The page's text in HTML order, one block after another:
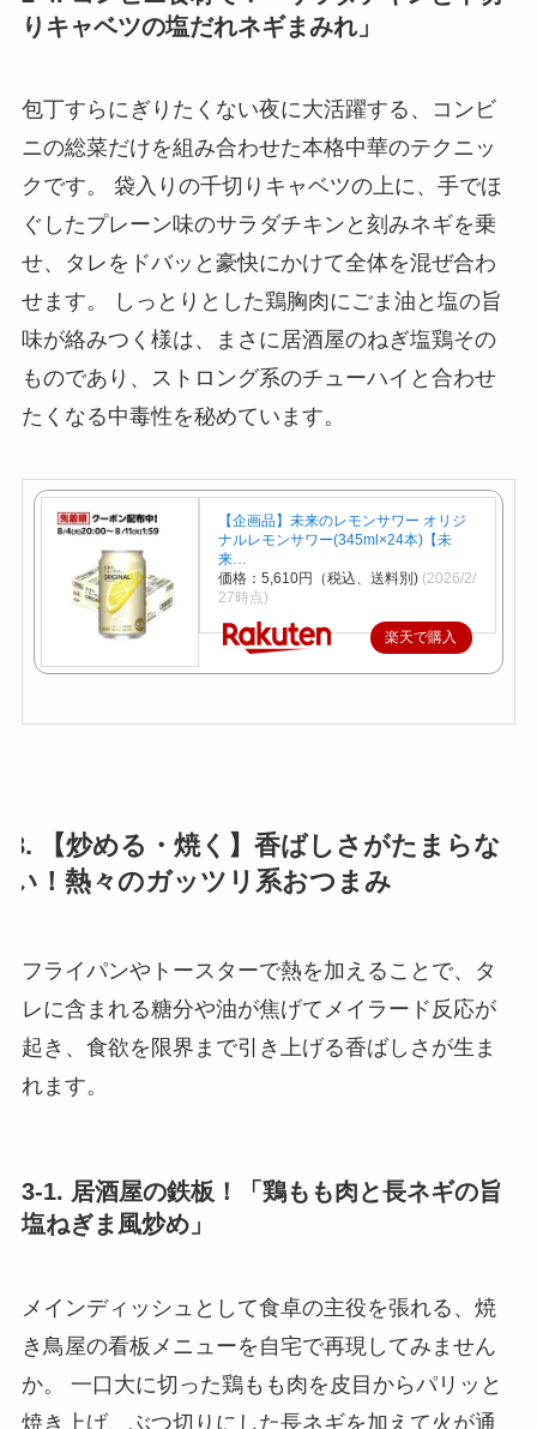
りキャベツの塩だれネギまみれ」
包丁すらにぎりたくない夜に大活躍する、コンビ
ニの総菜だけを組み合わせた本格中華のテクニッ
クです。 袋入りの千切りキャベツの上に、手でほ
ぐしたプレーン味のサラダチキンと刻みネギを乗
せ、タレをドバッと豪快にかけて全体を混ぜ合わ
せます。 しっとりとした鶏胸肉にごま油と塩の旨
味が絡みつく様は、まさに居酒屋のねぎ塩鶏その
ものであり、ストロング系のチューハイと合わせ
たくなる中毒性を秘めています。
【企画品】未来のレモンサワー オリジ
ナルレモンサワー(345ml×24本)【未
来…
価格：5,610円（税込、送料別) (2026/2/
27時点)
楽天で購入
3. 【炒める・焼く】香ばしさがたまらな
い！熱々のガッツリ系おつまみ
フライパンやトースターで熱を加えることで、タ
レに含まれる糖分や油が焦げてメイラード反応が
起き、食欲を限界まで引き上げる香ばしさが生ま
れます。
3-1. 居酒屋の鉄板！「鶏もも肉と長ネギの旨
塩ねぎま風炒め」
メインディッシュとして食卓の主役を張れる、焼
き鳥屋の看板メニューを自宅で再現してみません
か。 一口大に切った鶏もも肉を皮目からパリッと
焼き上げ、ぶつ切りにした長ネギを加えて火が通